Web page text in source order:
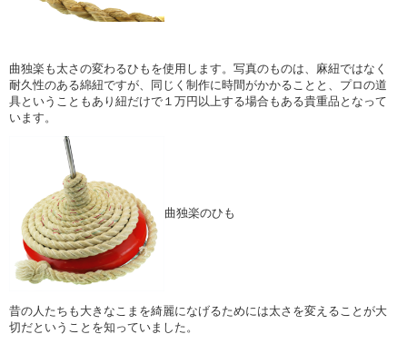
曲独楽も太さの変わるひもを使用します。写真のものは、麻紐ではなく
耐久性のある綿紐ですが、同じく制作に時間がかかることと、プロの道
具ということもあり紐だけで１万円以上する場合もある貴重品となって
います。
曲独楽のひも
昔の人たちも大きなこまを綺麗になげるためには太さを変えることが大
切だということを知っていました。